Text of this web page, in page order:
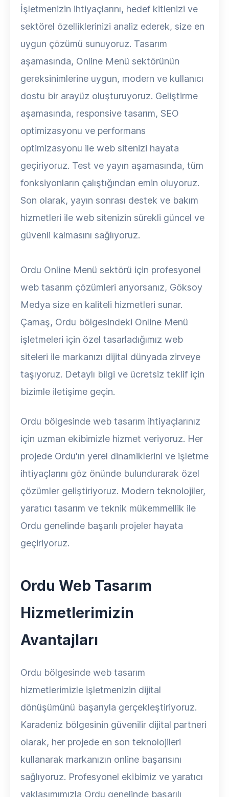
İşletmenizin ihtiyaçlarını, hedef kitlenizi ve
sektörel özelliklerinizi analiz ederek, size en
uygun çözümü sunuyoruz. Tasarım
aşamasında, Online Menü sektörünün
gereksinimlerine uygun, modern ve kullanıcı
dostu bir arayüz oluşturuyoruz. Geliştirme
aşamasında, responsive tasarım, SEO
optimizasyonu ve performans
optimizasyonu ile web sitenizi hayata
geçiriyoruz. Test ve yayın aşamasında, tüm
fonksiyonların çalıştığından emin oluyoruz.
Son olarak, yayın sonrası destek ve bakım
hizmetleri ile web sitenizin sürekli güncel ve
güvenli kalmasını sağlıyoruz.
Ordu Online Menü sektörü için profesyonel
web tasarım çözümleri arıyorsanız, Göksoy
Medya size en kaliteli hizmetleri sunar.
Çamaş, Ordu bölgesindeki Online Menü
işletmeleri için özel tasarladığımız web
siteleri ile markanızı dijital dünyada zirveye
taşıyoruz. Detaylı bilgi ve ücretsiz teklif için
bizimle iletişime geçin.
Ordu bölgesinde web tasarım ihtiyaçlarınız
için uzman ekibimizle hizmet veriyoruz. Her
projede Ordu'ın yerel dinamiklerini ve işletme
ihtiyaçlarını göz önünde bulundurarak özel
çözümler geliştiriyoruz. Modern teknolojiler,
yaratıcı tasarım ve teknik mükemmellik ile
Ordu genelinde başarılı projeler hayata
geçiriyoruz.
Ordu Web Tasarım
Hizmetlerimizin
Avantajları
Ordu bölgesinde web tasarım
hizmetlerimizle işletmenizin dijital
dönüşümünü başarıyla gerçekleştiriyoruz.
Karadeniz bölgesinin güvenilir dijital partneri
olarak, her projede en son teknolojileri
kullanarak markanızın online başarısını
sağlıyoruz. Profesyonel ekibimiz ve yaratıcı
yaklaşımımızla Ordu genelinde başarılı